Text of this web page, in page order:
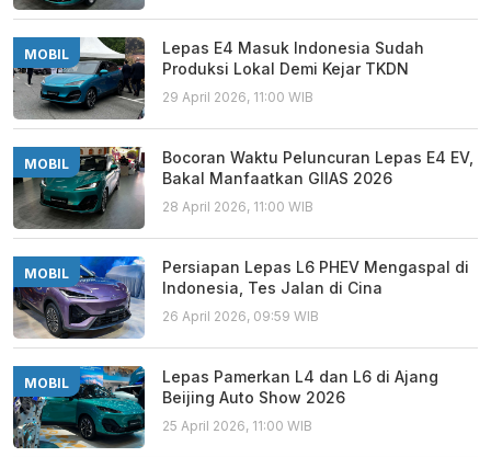
MOBIL
Lepas E4 Masuk Indonesia Sudah
Produksi Lokal Demi Kejar TKDN
29 April 2026, 11:00 WIB
MOBIL
Bocoran Waktu Peluncuran Lepas E4 EV,
Bakal Manfaatkan GIIAS 2026
28 April 2026, 11:00 WIB
MOBIL
Persiapan Lepas L6 PHEV Mengaspal di
Indonesia, Tes Jalan di Cina
26 April 2026, 09:59 WIB
MOBIL
Lepas Pamerkan L4 dan L6 di Ajang
Beijing Auto Show 2026
25 April 2026, 11:00 WIB